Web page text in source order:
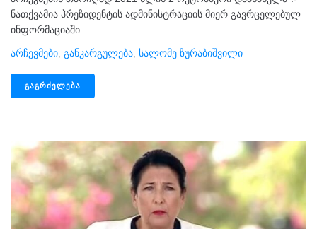
ნათქვამია პრეზიდენტის ადმინისტრაციის მიერ გავრცელებულ
ინფორმაციაში.
Არჩევმები Განკარგულება Სალომე Ზურაბიშვილი
ᲒᲐᲒᲠᲫᲔᲚᲔᲑᲐ